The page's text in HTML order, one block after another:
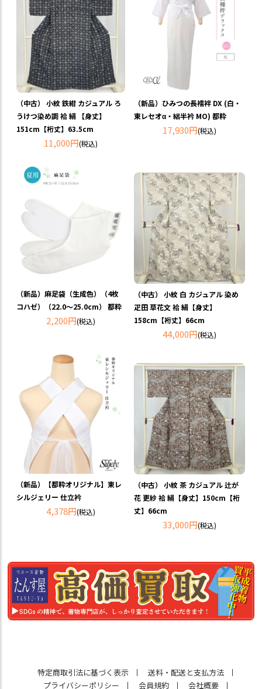
（中古） 小紋 鉄紺 カジュアル ろ
うけつ染め調 袷 絹 【身丈】
151cm【裄丈】63.5cm
11,000円(税込)
（新品）ひみつの長襦袢 DX (白・
東レセオα・絽半衿 MO) 都粋
17,930円(税込)
（新品）麻足袋（生成色）（4枚
コハゼ）（22.0～25.0cm） 都粋
2,200円(税込)
（中古） 小紋 白 カジュアル 染め
疋田 草花文 袷 絹【身丈】
158cm【裄丈】66cm
44,000円(税込)
（新品）【都粋オリジナル】東レ
シルジェリー 仕立衿
4,378円(税込)
（中古） 小紋 茶 カジュアル 辻が
花 更紗 袷 絹【身丈】150cm【裄
丈】66cm
33,000円(税込)
特定商取引法に基づく表示
送料・配送と支払方法
プライバシーポリシー
会員規約 会社概要